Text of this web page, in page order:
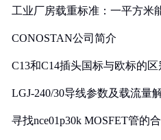
工业厂房载重标准：一平方米
CONOSTAN公司简介
C13和C14插头国标与欧标的
LGJ-240/30导线参数及载流量
寻找nce01p30k MOSFET管的